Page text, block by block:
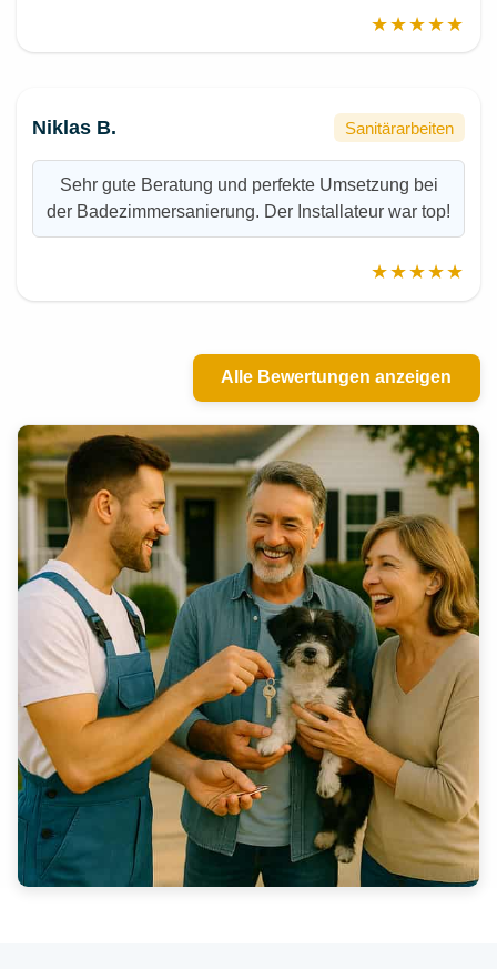
★★★★★
Niklas B. Sanitärarbeiten
Sehr gute Beratung und perfekte Umsetzung bei
der Badezimmersanierung. Der Installateur war top!
★★★★★
Alle Bewertungen anzeigen